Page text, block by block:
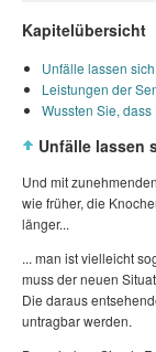
Kapitelübersicht
Unfälle lassen
Leistungen der
Wussten Sie, dass
Unfälle lassen
Und mit
wie früher, die
länger...
... man ist vielleicht
muss der neuen
Die daraus
untragbar werden.